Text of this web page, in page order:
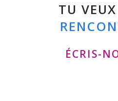
TU
ÉCRIS-